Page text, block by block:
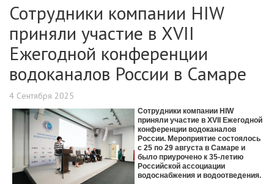
Сотрудники компании HIW
приняли участие в XVII
Ежегодной конференции
водоканалов России в Самаре
4 Сентября 2025
Сотрудники компании HIW
приняли участие в XVII Ежегодной
конференции водоканалов
России. Мероприятие состоялось
с 25 по 29 августа в Самаре и
было приурочено к 35-летию
Российской ассоциации
водоснабжения и водоотведения.